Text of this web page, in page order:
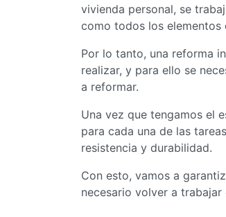
vivienda personal, se
como todos los elementos
Por lo tanto, una reforma
realizar, y para ello se
a reformar.
Una vez que tengamos el
para cada una de las
resistencia y durabilidad.
Con esto, vamos a
necesario volver a trabajar